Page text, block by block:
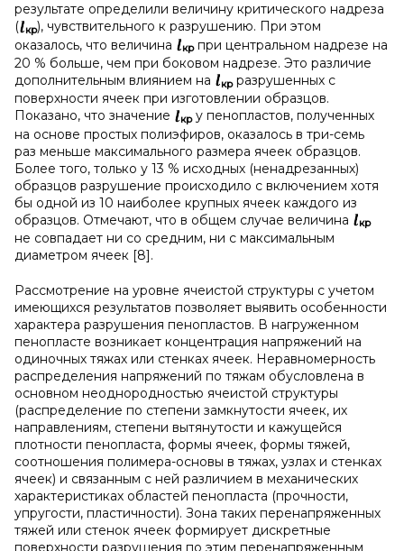
результате определили величину критического надреза
( кp), чувствительного к разрушению. При этом
оказалось, что величина
кpпри центральном надрезе на
20 % больше, чем при боковом надрезе. Это различие
дополнительным влиянием на
кpразрушенных с
поверхности ячеек при изготовлении образцов.
Показано, что значение
кpу пенопластов, полученных
на основе простых полиэфиров, оказалось в три-семь
раз меньше максимального размера ячеек образцов.
Более того, только у 13 % исходных (ненадрезанных)
образцов разрушение происходило с включением хотя
бы одной из 10 наиболее крупных ячеек каждого из
образцов. Отмечают, что в общем случае величина
кp
не совпадает ни со средним, ни с максимальным
диаметром ячеек [8].
Рассмотрение на уровне ячеистой структуры с учетом
имеющихся результатов позволяет выявить особенности
характера разрушения пенопластов. В нагруженном
пенопласте возникает концентрация напряжений на
одиночных тяжах или стенках ячеек. Неравномерность
распределения напряжений по тяжам обусловлена в
основном неоднородностью ячеистой структуры
(распределение по степени замкнутости ячеек, их
направлениям, степени вытянутости и кажущейся
плотности пенопласта, формы ячеек, формы тяжей,
соотношения полимера-основы в тяжах, узлах и стенках
ячеек) и связанным с ней различием в механических
характеристиках областей пенопласта (прочности,
упругости, пластичности). Зона таких перенапряженных
тяжей или стенок ячеек формирует дискретные
поверхности разрушения по этим перенапряженным